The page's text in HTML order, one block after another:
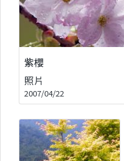
紫櫻
照片
2007/04/22